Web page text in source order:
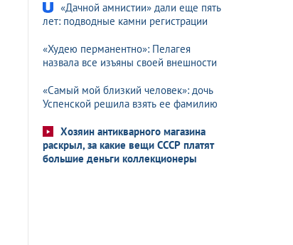
«Дачной амнистии» дали еще пять
лет: подводные камни регистрации
«Худею перманентно»: Пелагея
назвала все изъяны своей внешности
«Самый мой близкий человек»: дочь
Успенской решила взять ее фамилию
Хозяин антикварного магазина
раскрыл, за какие вещи СССР платят
большие деньги коллекционеры